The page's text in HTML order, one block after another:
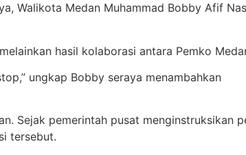
Walikota Medan Muhammad Bobby Afif
hasil kolaborasi antara Pemko
ungkap Bobby seraya menambahkan
Sejak pemerintah pusat menginstruksikan
tersebut.